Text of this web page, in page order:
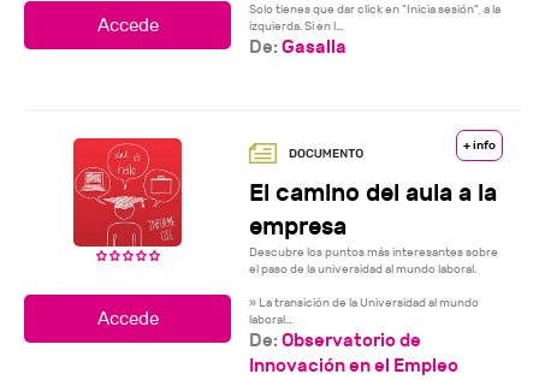
Solo tienes que dar click en "Inicia sesión", a la
izquierda. Si en l...
De:Gasalla
+ info
El camino del aula a la
empresa
Descubre los puntos más interesantes sobre
el paso de la universidad al mundo laboral.
» La transición de la Universidad al mundo
laboral...
De:Observatorio de
Innovación en el Empleo